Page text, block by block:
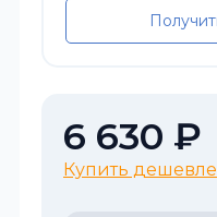
6 630 ₽
Купить дешевле